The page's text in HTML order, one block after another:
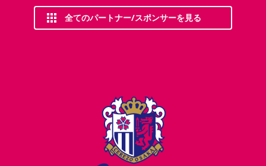
全てのパートナー/スポンサーを見る